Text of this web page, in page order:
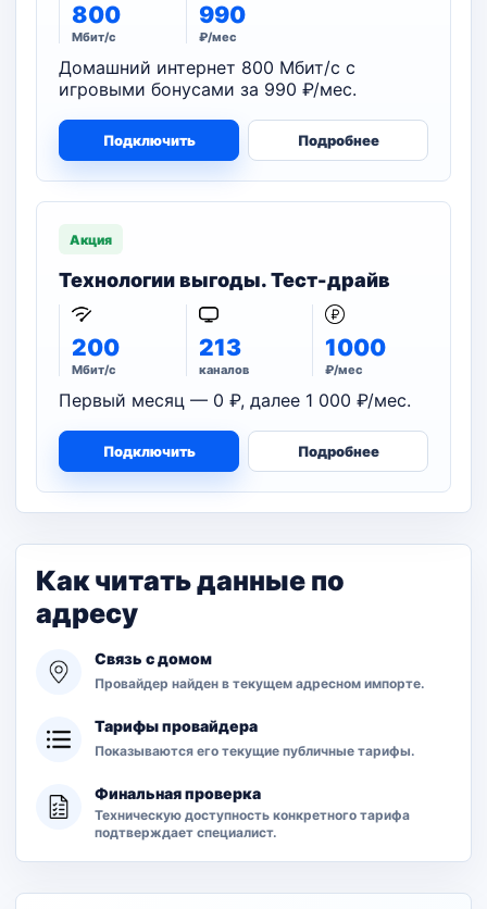
800
Мбит/с
990
₽/мес
Домашний интернет 800 Мбит/с с
игровыми бонусами за 990 ₽/мес.
Подключить Подробнее
Акция
Технологии выгоды. Тест-драйв
200
Мбит/с
213
каналов
1000
₽/мес
Первый месяц — 0 ₽, далее 1 000 ₽/мес.
Подключить Подробнее
Как читать данные по
адресу
Связь с домом
Провайдер найден в текущем адресном импорте.
Тарифы провайдера
Показываются его текущие публичные тарифы.
Финальная проверка
Техническую доступность конкретного тарифа
подтверждает специалист.